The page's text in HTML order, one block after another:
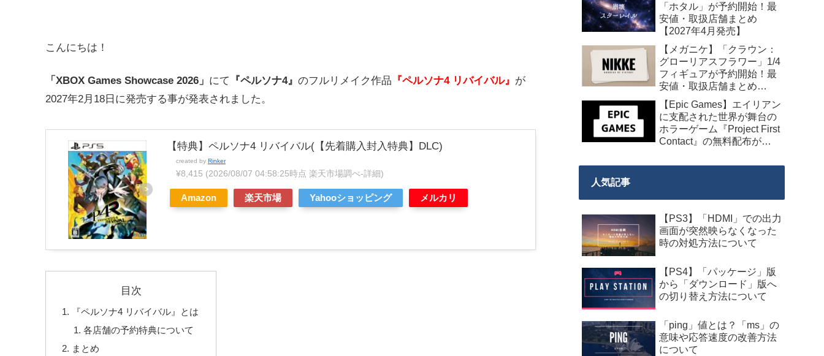
こんにちは！
「XBOX Games Showcase 2026」 にて 『ペルソナ4』 のフルリメイク作品 『ペルソナ4 リバイバル』 が
2027年2月18日に発売する事が発表されました。
【特典】ペルソナ4 リバイバル(【先着購入封入特典】DLC)
created by Rinker
¥8,415 (2026/08/07 04:58:25時点 楽天市場調べ-詳細)
Amazon 楽天市場 Yahooショッピング メルカリ
目次
『ペルソナ4 リバイバル』とは
各店舗の予約特典について
まとめ
「ホタル」が予約開始！最
安値・取扱店舗まとめ
【2027年4月発売】
【メガニケ】「クラウン：
グローリアスフラワー」1/4
フィギュアが予約開始！最
安値・取扱店舗まとめ
【2027年5月発売】
【Epic Games】エイリアン
に支配された世界が舞台の
ホラーゲーム『Project First
Contact』の無料配布が
の期間限定で開始
人気記事
【PS3】「HDMI」での出力
画面が突然映らなくなった
時の対処方法について
【PS4】「パッケージ」版
から「ダウンロード」版へ
の切り替え方法について
「ping」値とは？「ms」の
意味や応答速度の改善方法
について